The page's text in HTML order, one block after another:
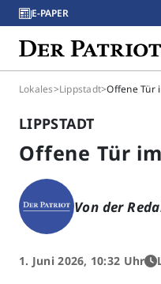
E-PAPER
Lokales>Lippstadt>Offene Tür
LIPPSTADT
Offene Tür
Von der
1. Juni 2026, 10:32 Uhr